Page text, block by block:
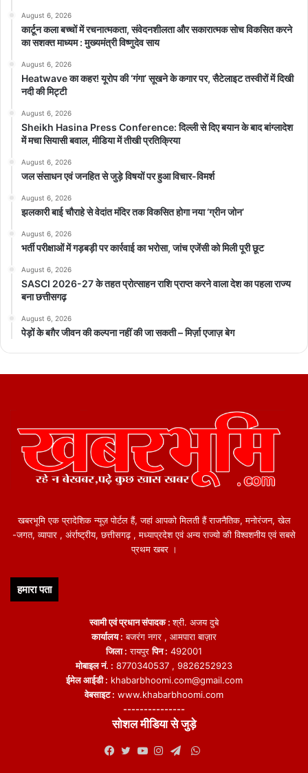
August 6, 2026
कार्टून कला बच्चों में रचनात्मकता, संवेदनशीलता और सकारात्मक सोच विकसित करने
का सशक्त माध्यम : मुख्यमंत्री विष्णुदेव साय
August 6, 2026
Heatwave का कहर! यूरोप की ‘गंगा’ सूखने के कगार पर, सैटेलाइट तस्वीरों में दिखी
नदी की मिट्टी
August 6, 2026
Sheikh Hasina Press Conference: दिल्ली से दिए बयान के बाद बांग्लादेश
में मचा सियासी बवाल, मीडिया में तीखी प्रतिक्रिया
August 6, 2026
जल संसाधन एवं जनहित से जुड़े विषयों पर हुआ विचार-विमर्श
August 6, 2026
झलकारी बाई चौराहे से वेदांत मंदिर तक विकसित होगा नया ‘ग्रीन जोन’
August 6, 2026
भर्ती परीक्षाओं में गड़बड़ी पर कार्रवाई का भरोसा, जांच एजेंसी को मिली पूरी छूट
August 6, 2026
SASCI 2026-27 के तहत प्रोत्साहन राशि प्राप्त करने वाला देश का पहला राज्य
बना छत्तीसगढ़
August 6, 2026
पेड़ों के बग़ैर जीवन की कल्पना नहीं की जा सकती – मिर्ज़ा एजाज़ बेग
खबरभूमि एक प्रादेशिक न्यूज़ पोर्टल हैं, जहां आपको मिलती हैं राजनैतिक, मनोरंजन, खेल
-जगत, व्यापार , अंर्राष्ट्रीय, छत्तीसगढ़ , मध्याप्रदेश एवं अन्य राज्यो की विश्वशनीय एवं सबसे
प्रथम खबर ।
हमारा पता
स्वामी एवं प्रधान संपादक :श्री. अजय दुबे
कार्यालय : बजरंग नगर , आमपारा बाज़ार
जिला : रायपुरपिन : 492001
मोबाइल नं. : 8770340537 , 9826252923
ईमेल आईडी : khabarbhoomi.com@gmail.com
वेबसाइट : www.khabarbhoomi.com
---------------
सोशल मीडिया से जुड़े
WhatsApp